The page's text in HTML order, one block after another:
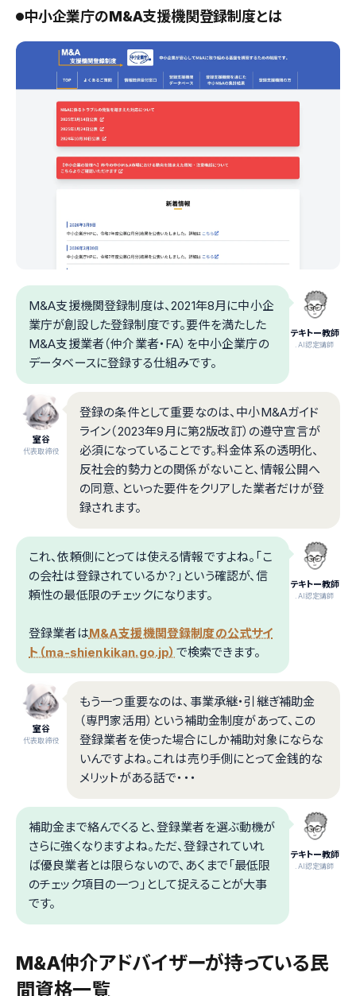
中小企業庁のM&A支援機関登録制度とは
テキトー教師
.AI認定講師
M&A支援機関登録制度は、2021年8月に中小企
業庁が創設した登録制度です。要件を満たした
M&A支援業者（仲介業者・FA）を中小企業庁の
データベースに登録する仕組みです。
室谷
代表取締役
登録の条件として重要なのは、中小M&Aガイド
ライン（2023年9月に第2版改訂）の遵守宣言が
必須になっていることです。料金体系の透明化、
反社会的勢力との関係がないこと、情報公開へ
の同意、といった要件をクリアした業者だけが登
録されます。
テキトー教師
.AI認定講師
これ、依頼側にとっては使える情報ですよね。「こ
の会社は登録されているか？」という確認が、信
頼性の最低限のチェックになります。
登録業者はM&A支援機関登録制度の公式サイ
ト（ma-shienkikan.go.jp） で検索できます。
室谷
代表取締役
もう一つ重要なのは、事業承継・引継ぎ補助金
（専門家活用）という補助金制度があって、この
登録業者を使った場合にしか補助対象にならな
いんですよね。これは売り手側にとって金銭的な
メリットがある話で・・・
テキトー教師
.AI認定講師
補助金まで絡んでくると、登録業者を選ぶ動機が
さらに強くなりますよね。ただ、登録されていれ
ば優良業者とは限らないので、あくまで「最低限
のチェック項目の一つ」として捉えることが大事
です。
M&A仲介アドバイザーが持っている民
間資格一覧